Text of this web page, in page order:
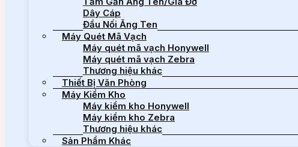
Dây Cáp
Đầu Nối Ăng Ten
Máy Quét Mã Vạch
Máy quét mã vạch Honywell
Máy quét mã vạch Zebra
Thương hiệu khác
Thiết Bị Văn Phòng
Máy Kiểm Kho
Máy kiểm kho Honywell
Máy kiểm kho Zebra
Thương hiệu khác
Sản Phẩm Khác